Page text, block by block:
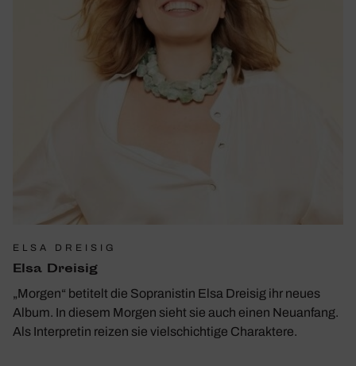
ELSA DREISIG
Elsa Dreisig
„Morgen“ betitelt die Sopranistin Elsa Dreisig ihr neues
Album. In diesem Morgen sieht sie auch einen Neuanfang.
Als Interpretin reizen sie vielschichtige Charaktere.